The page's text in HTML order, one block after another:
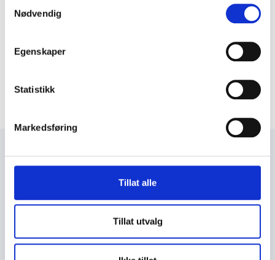
Nødvendig
Egenskaper
Statistikk
Markedsføring
Tillat alle
Tillat utvalg
+47 72 53 44 30
knut@fosengjenvinning.no
PERSONVERN & COOKIES